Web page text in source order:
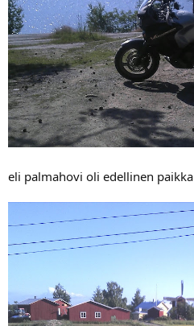
eli palmahovi oli edellinen paikka